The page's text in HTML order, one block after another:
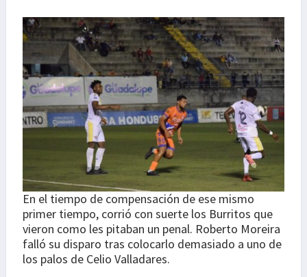
En el tiempo de compensación de ese mismo
primer tiempo, corrió con suerte los Burritos que
vieron como les pitaban un penal. Roberto Moreira
falló su disparo tras colocarlo demasiado a uno de
los palos de Celio Valladares.